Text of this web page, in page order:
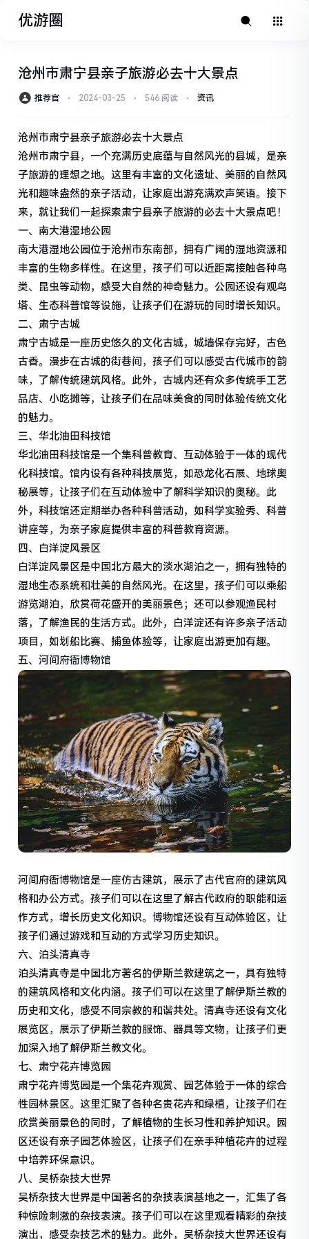
优游圈
沧州市肃宁县亲子旅游必去十大景点
推荐官 ⋅ 2024-03-25 ⋅ 546 阅读 ⋅ 资讯
沧州市肃宁县亲子旅游必去十大景点
沧州市肃宁县，一个充满历史底蕴与自然风光的县城，是亲
子旅游的理想之地。这里有丰富的文化遗址、美丽的自然风
光和趣味盎然的亲子活动，让家庭出游充满欢声笑语。接下
来，就让我们一起探索肃宁县亲子旅游的必去十大景点吧！
一、南大港湿地公园
南大港湿地公园位于沧州市东南部，拥有广阔的湿地资源和
丰富的生物多样性。在这里，孩子们可以近距离接触各种鸟
类、昆虫等动物，感受大自然的神奇魅力。公园还设有观鸟
塔、生态科普馆等设施，让孩子们在游玩的同时增长知识。
二、肃宁古城
肃宁古城是一座历史悠久的文化古城，城墙保存完好，古色
古香。漫步在古城的街巷间，孩子们可以感受古代城市的韵
味，了解传统建筑风格。此外，古城内还有众多传统手工艺
品店、小吃摊等，让孩子们在品味美食的同时体验传统文化
的魅力。
三、华北油田科技馆
华北油田科技馆是一个集科普教育、互动体验于一体的现代
化科技馆。馆内设有各种科技展览，如恐龙化石展、地球奥
秘展等，让孩子们在互动体验中了解科学知识的奥秘。此
外，科技馆还定期举办各种科普活动，如科学实验秀、科普
讲座等，为亲子家庭提供丰富的科普教育资源。
四、白洋淀风景区
白洋淀风景区是中国北方最大的淡水湖泊之一，拥有独特的
湿地生态系统和壮美的自然风光。在这里，孩子们可以乘船
游览湖泊，欣赏荷花盛开的美丽景色；还可以参观渔民村
落，了解渔民的生活方式。此外，白洋淀还有许多亲子活动
项目，如划船比赛、捕鱼体验等，让家庭出游更加有趣。
五、河间府衙博物馆
河间府衙博物馆是一座仿古建筑，展示了古代官府的建筑风
格和办公方式。孩子们可以在这里了解古代政府的职能和运
作方式，增长历史文化知识。博物馆还设有互动体验区，让
孩子们通过游戏和互动的方式学习历史知识。
六、泊头清真寺
泊头清真寺是中国北方著名的伊斯兰教建筑之一，具有独特
的建筑风格和文化内涵。孩子们可以在这里了解伊斯兰教的
历史和文化，感受不同宗教的和谐共处。清真寺还设有文化
展览区，展示了伊斯兰教的服饰、器具等文物，让孩子们更
加深入地了解伊斯兰教文化。
七、肃宁花卉博览园
肃宁花卉博览园是一个集花卉观赏、园艺体验于一体的综合
性园林景区。这里汇聚了各种名贵花卉和绿植，让孩子们在
欣赏美丽景色的同时，了解植物的生长习性和养护知识。园
区还设有亲子园艺体验区，让孩子们在亲手种植花卉的过程
中培养环保意识。
八、吴桥杂技大世界
吴桥杂技大世界是中国著名的杂技表演基地之一，汇集了各
种惊险刺激的杂技表演。孩子们可以在这里观看精彩的杂技
演出，感受杂技艺术的魅力。此外，吴桥杂技大世界还设有